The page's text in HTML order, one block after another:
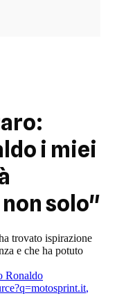
i miei
solo"
trovato ispirazione
e che ha potuto
Ronaldo
,